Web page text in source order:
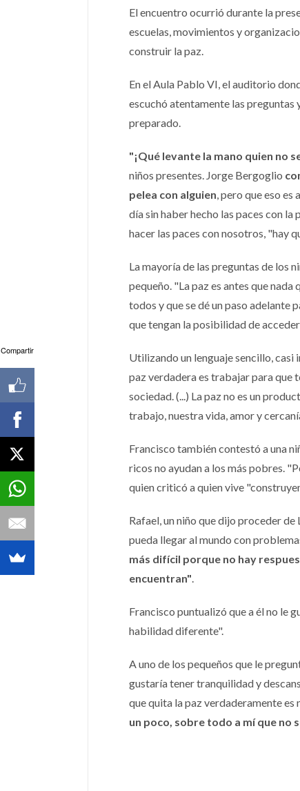
El encuentro ocurrió durante la
escuelas, movimientos y
construir la paz.
En el Aula Pablo VI, el auditorio
escuchó atentamente las preguntas
preparado.
"¡Qué levante la mano quien no
niños presentes. Jorge Bergoglio
pelea con alguien , pero que eso es
día sin haber hecho las paces con la
hacer las paces con nosotros, "hay
La mayoría de las preguntas de los
pequeño. "La paz es antes que
todos y que se dé un paso adelante
que tengan la posibilidad de
Utilizando un lenguaje sencillo,
paz verdadera es trabajar para que
sociedad. (...) La paz no es un
trabajo, nuestra vida, amor y
Francisco también contestó a una
ricos no ayudan a los más pobres.
quien criticó a quien vive
Rafael, un niño que dijo proceder
pueda llegar al mundo con
más difícil porque no hay
encuentran"
Francisco puntualizó que a él no le
habilidad diferente".
A uno de los pequeños que le
gustaría tener tranquilidad y
que quita la paz verdaderamente es
un poco, sobre todo a mí que no
Compartir